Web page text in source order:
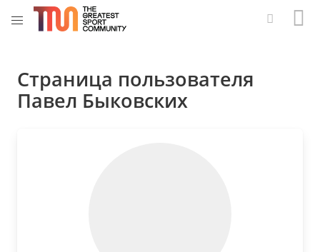
Страница пользователя
Павел Быковских